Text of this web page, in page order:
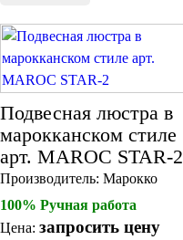
Подвесная люстра в
марокканском стиле
арт. MAROC STAR-2
Производитель: Марокко
100% Ручная работа
Цена: запросить цену